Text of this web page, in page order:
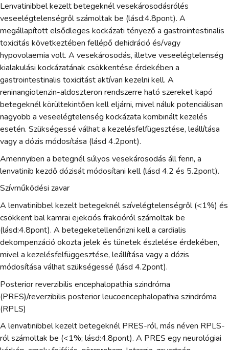
Lenvatinibbel kezelt betegeknél vesekárosodásrólés
veseelégtelenségről számoltak be (lásd:4.8pont). A
megállapított elsődleges kockázati tényező a gastrointestinalis
toxicitás következtében fellépő dehidráció és/vagy
hypovolaemia volt. A vesekárosodás, illetve veseelégtelenség
kialakulási kockázatának csökkentése érdekében a
gastrointestinalis toxicitást aktívan kezelni kell. A
reninangiotenzin-aldoszteron rendszerre ható szereket kapó
betegeknél körültekintően kell eljárni, mivel náluk potenciálisan
nagyobb a veseelégtelenség kockázata kombinált kezelés
esetén. Szükségessé válhat a kezelésfelfügesztése, leállítása
vagy a dózis módosítása (lásd 4.2pont).
Amennyiben a betegnél súlyos vesekárosodás áll fenn, a
lenvatinib kezdő dózisát módosítani kell (lásd 4.2 és 5.2pont).
Szívműködési zavar
A lenvatinibbel kezelt betegeknél szívelégtelenségről (<1%) és
csökkent bal kamrai ejekciós frakcióról számoltak be
(lásd:4.8pont). A betegeketellenőrizni kell a cardialis
dekompenzáció okozta jelek és tünetek észlelése érdekében,
mivel a kezelésfelfüggesztése, leállítása vagy a dózis
módosítása válhat szükségessé (lásd 4.2pont).
Posterior reverzibilis encephalopathia szindróma
(PRES)/reverzibilis posterior leucoencephalopathia szindróma
(RPLS)
A lenvatinibbel kezelt betegeknél PRES-ról, más néven RPLS-
ról számoltak be (<1%; lásd:4.8pont). A PRES egy neurológiai